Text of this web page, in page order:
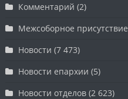
Комментарий (2)
Межсоборное присутствие
Новости (7 473)
Новости епархии (5)
Новости отделов (2 623)